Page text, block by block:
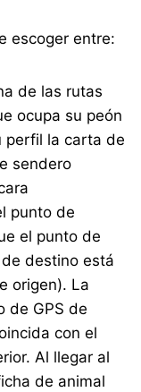
escoger entre:
de las rutas
ocupa su peón
perfil la carta de
sendero
punto de
el punto de
destino está
origen). La
de GPS de
con el
Al llegar al
de animal